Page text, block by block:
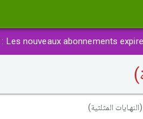
: Les nouveaux abonnements